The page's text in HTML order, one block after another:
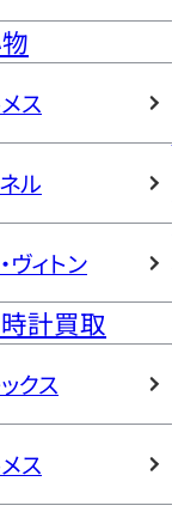
ス
ル
ヴィトン
計買取
クス
ス